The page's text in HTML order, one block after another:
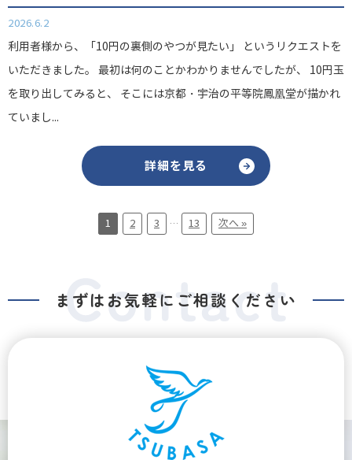
2026.6.2
利用者様から、「10円の裏側のやつが見たい」 というリクエストを
いただきました。 最初は何のことかわかりませんでしたが、 10円玉
を取り出してみると、 そこには京都・宇治の平等院鳳凰堂が描かれ
ていまし...
詳細を見る
1 2 3 … 13 次へ »
まずはお気軽にご相談ください